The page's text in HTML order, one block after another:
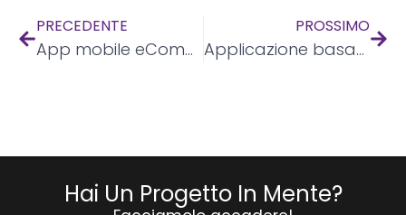
PRECEDENTE
App mobile eCommerce nativa con API Rest di WordPress
PROSSIMO
Applicazione basata sul Web per la creazione di modelli 3D
Hai Un Progetto In Mente?